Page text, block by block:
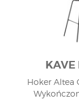
KAVE
Hoker Altea